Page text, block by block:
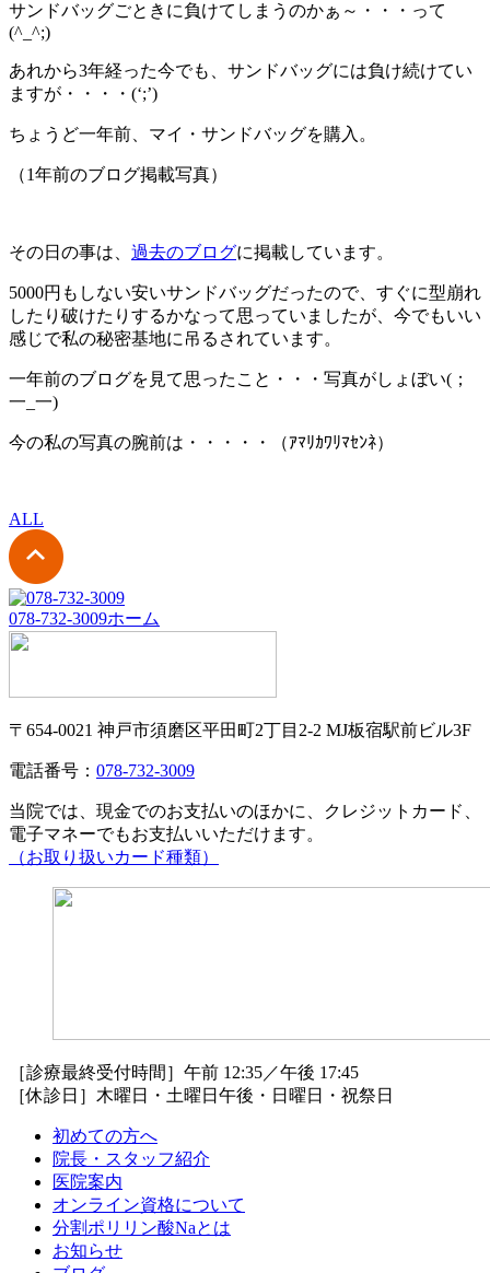
サンドバッグごときに負けてしまうのかぁ～・・・って
(^_^;)
あれから3年経った今でも、サンドバッグには負け続けてい
ますが・・・・(‘;’)
ちょうど一年前、マイ・サンドバッグを購入。
（1年前のブログ掲載写真）
その日の事は、 過去のブログに掲載しています。
5000円もしない安いサンドバッグだったので、すぐに型崩れ
したり破けたりするかなって思っていましたが、今でもいい
感じで私の秘密基地に吊るされています。
一年前のブログを見て思ったこと・・・写真がしょぼい(；
一_一)
今の私の写真の腕前は・・・・・（ｱﾏﾘｶﾜﾘﾏｾﾝﾈ）
ALL
078-732-3009ホーム
〒654-0021 神戸市須磨区平田町2丁目2-2 MJ板宿駅前ビル3F
電話番号： 078-732-3009
当院では、現金でのお支払いのほかに、クレジットカード、
電子マネーでもお支払いいただけます。
（お取り扱いカード種類）
［診療最終受付時間］午前 12:35／午後 17:45
［休診日］木曜日・土曜日午後・日曜日・祝祭日
初めての方へ
院長・スタッフ紹介
医院案内
オンライン資格について
分割ポリリン酸Naとは
お知らせ